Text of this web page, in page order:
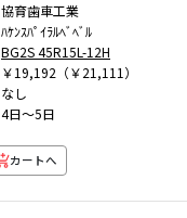
協育歯車工業
ﾊｹﾝｽﾊﾟｲﾗﾙﾍﾞﾍﾞﾙ
BG2S 45R15L-12H
￥19,192（￥21,111）
なし
4日～5日
カートへ